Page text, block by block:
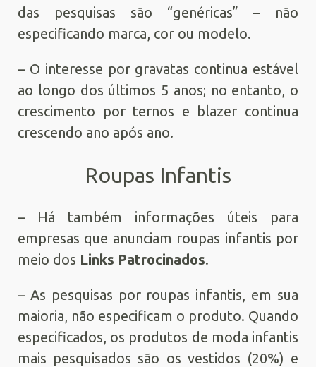
das pesquisas são “genéricas” – não
especificando marca, cor ou modelo.
– O interesse por gravatas continua estável
ao longo dos últimos 5 anos; no entanto, o
crescimento por ternos e blazer continua
crescendo ano após ano.
Roupas Infantis
– Há também informações úteis para
empresas que anunciam roupas infantis por
meio dos Links Patrocinados.
– As pesquisas por roupas infantis, em sua
maioria, não especificam o produto. Quando
especificados, os produtos de moda infantis
mais pesquisados são os vestidos (20%) e